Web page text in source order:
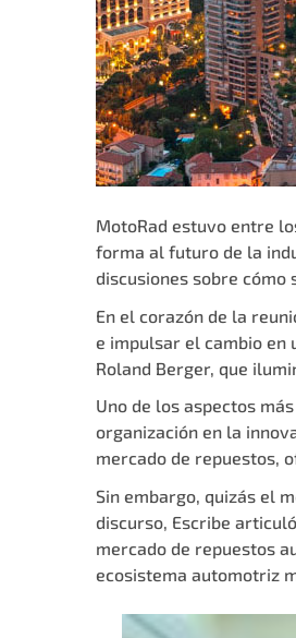
MotoRad estuvo entre
forma al futuro de la
discusiones sobre
En el corazón de la
e impulsar el cambio en
Roland Berger, que
Uno de los aspectos
organización en la
mercado de repuestos,
Sin embargo, quizás el
discurso, Escribe
mercado de repuestos
ecosistema automotriz